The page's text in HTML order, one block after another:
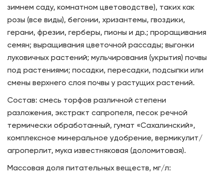
зимнем саду, комнатном цветоводстве), таких как
розы (все виды), бегонии, хризантемы, гвоздики,
герани, фрезии, герберы, пионы и др.; проращивания
семян; выращивания цветочной рассады; выгонки
луковичных растений; мульчирования (укрытия) почвы
под растениями; посадки, пересадки, подсыпки или
смены верхнего слоя почвы у растущих растений.
Состав: смесь торфов различной степени
разложения, экстракт сапропеля, песок речной
термически обработанный, гумат «Сахалинский»,
комплексное минеральное удобрение, вермикулит/
агроперлит, мука известняковая (доломитовая).
Массовая доля питательных веществ, мг/л: